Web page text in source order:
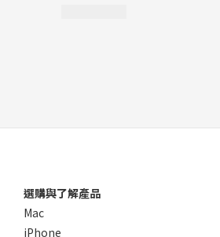
選購與了解產品
Mac
iPhone